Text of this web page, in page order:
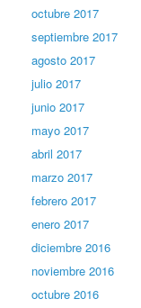
octubre 2017
septiembre 2017
agosto 2017
julio 2017
junio 2017
mayo 2017
abril 2017
marzo 2017
febrero 2017
enero 2017
diciembre 2016
noviembre 2016
octubre 2016